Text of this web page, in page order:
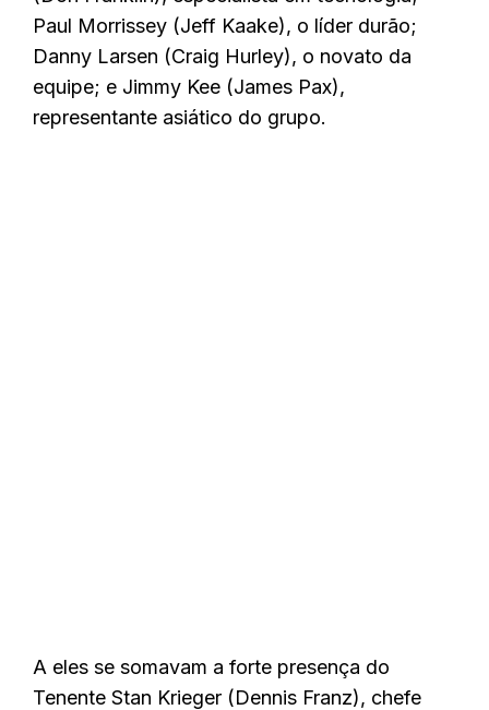
Paul Morrissey (Jeff Kaake), o líder durão;
Danny Larsen (Craig Hurley), o novato da
equipe; e Jimmy Kee (James Pax),
representante asiático do grupo.
A eles se somavam a forte presença do
Tenente Stan Krieger (Dennis Franz), chefe